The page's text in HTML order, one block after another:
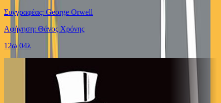
Συγγραφέας: George Orwell
Αφήγηση: Θάνος Χρόνης
12ω 04λ